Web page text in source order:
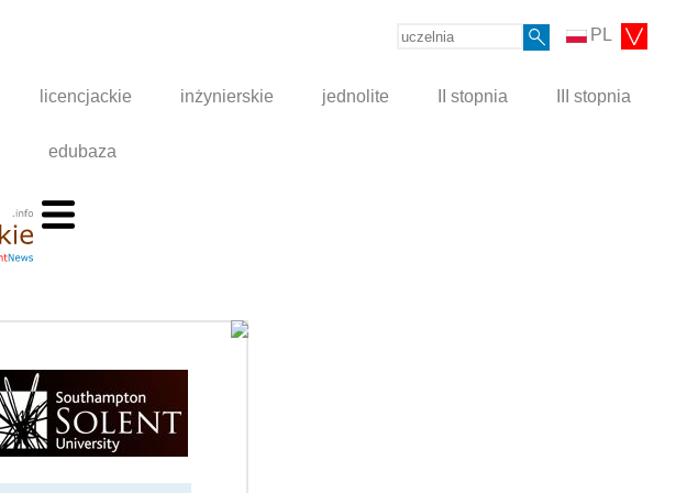
PL
licencjackie inżynierskie jednolite II stopnia III stopnia
edubaza